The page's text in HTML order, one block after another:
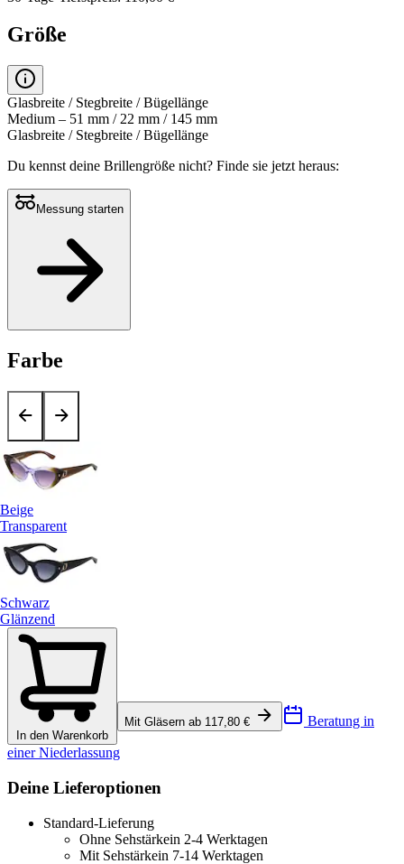
Größe
Glasbreite / Stegbreite / Bügellänge
Medium – 51 mm / 22 mm / 145 mm
Glasbreite / Stegbreite / Bügellänge
Du kennst deine Brillengröße nicht? Finde sie jetzt heraus:
Messung starten
Farbe
Beige
Transparent
Schwarz
Glänzend
In den Warenkorb
Mit Gläsern ab 117,80 € Beratung in
einer Niederlassung
Deine Lieferoptionen
Standard-Lieferung
Ohne Sehstärkein 2-4 Werktagen
Mit Sehstärkein 7-14 Werktagen